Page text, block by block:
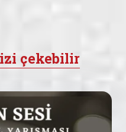
çekebilir